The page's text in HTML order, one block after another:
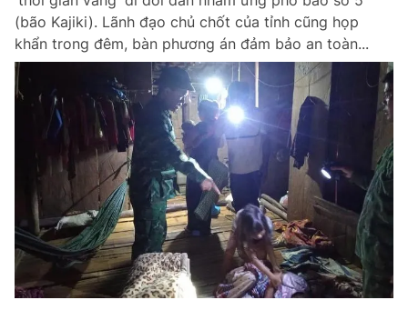
(bão Kajiki). Lãnh đạo chủ chốt của tỉnh cũng họp
khẩn trong đêm, bàn phương án đảm bảo an toàn...